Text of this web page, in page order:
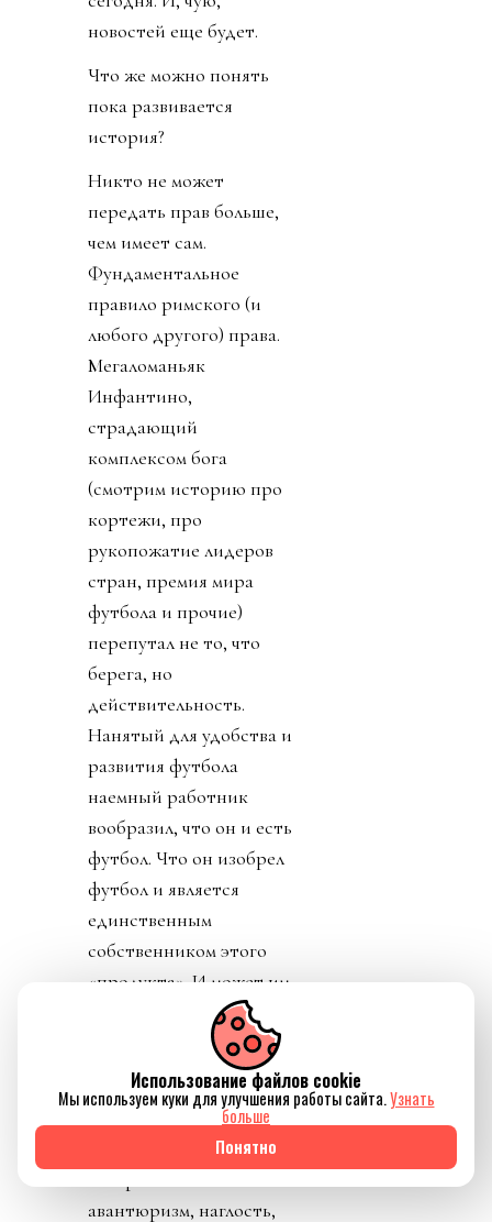
новостей еще будет.
Что же можно понять
пока развивается
история?
Никто не может
передать прав больше,
чем имеет сам.
Фундаментальное
правило римского (и
любого другого) права.
Мегаломаньяк
Инфантино,
страдающий
комплексом бога
(смотрим историю про
кортежи, про
рукопожатие лидеров
стран, премия мира
футбола и прочие)
перепутал не то, что
берега, но
действительность.
Нанятый для удобства и
развития футбола
наемный работник
вообразил, что он и есть
футбол. Что он изобрел
футбол и является
единственным
собственником этого
«продукта». И может им
распоряжаться. Тираны,
жулики и диктаторы так
похожи друг на друга.
Сама механика плана
FFE обнажила в его
авантюризм, наглость,
Использование файлов cookie
Мы используем куки для улучшения работы сайта.Узнать
больше
Понятно